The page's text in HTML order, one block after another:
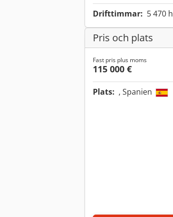
Drifttimmar: 5 470 h
Pris och plats
Fast pris plus moms
115 000 €
Plats: , Spanien